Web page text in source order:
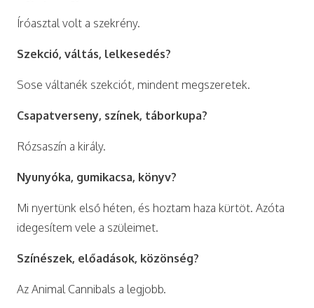
Íróasztal volt a szekrény.
Szekció, váltás, lelkesedés?
Sose váltanék szekciót, mindent megszeretek.
Csapatverseny, színek, táborkupa?
Rózsaszín a király.
Nyunyóka, gumikacsa, könyv?
Mi nyertünk első héten, és hoztam haza kürtöt. Azóta
idegesítem vele a szüleimet.
Színészek, előadások, közönség?
Az Animal Cannibals a legjobb.